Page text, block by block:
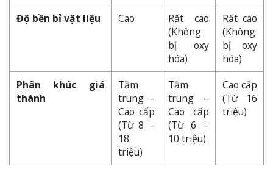
Độ bền bỉ vật liệu
Cao
Rất cao
(Không
bị oxy
hóa)
Rất cao
(Không
bị oxy
hóa)
Phân khúc giá
thành
Tầm
trung –
Cao cấp
(Từ 8 –
18
triệu)
Tầm
trung –
Cao cấp
(Từ 6 –
10 triệu)
Cao cấp
(Từ 16
triệu)